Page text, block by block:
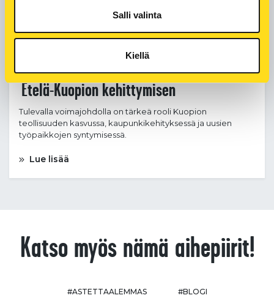
Salli valinta
Kiellä
#KUOPIONENERGIA #SENTUNTEE #SÄHKÖNSIIRTO
Uusi 110 kV:n voimajohto mahdollistaa
Etelä-Kuopion kehittymisen
Tulevalla voimajohdolla on tärkeä rooli Kuopion
teollisuuden kasvussa, kaupunkikehityksessä ja uusien
työpaikkojen syntymisessä.
Lue lisää
Katso myös nämä aihepiirit!
#ASTETTAALEMMAS #BLOGI